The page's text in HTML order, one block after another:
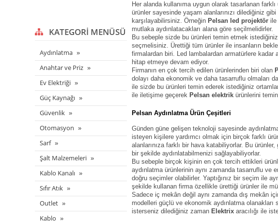
KATEGORI MENÜSÜ
Aydınlatma
Anahtar ve Priz
Ev Elektriği
Güç Kaynağı
Güvenlik
Otomasyon
Sarf
Şalt Malzemeleri
Kablo Kanalı
Sıfır Atık
Outlet
Kablo
Her alanda kullanıma uygun olarak tasarlanan
ürünler sayesinde yaşam alanlarınızı dilediğiniz
karşılayabilirsiniz. Örneğin Pelsan led projektör
mutlaka aydınlatacakları alana göre seçilmelidirler.
Bu sebeple sizde bu ürünleri temin etmek
seçmelisiniz. Ürettiği tüm ürünler ile insanların
firmalardan biri. Led lambalardan armatürlere kadar
hitap etmeye devam ediyor.
Firmanın en çok tercih edilen ürünlerinden biri olan
dolayı daha ekonomik ve daha tasarruflu olmaları
ile sizde bu ürünleri temin ederek istediğiniz
ile iletişime geçerek Pelsan elektrik ürünlerini
Pelsan Aydınlatma Ürün Çeşitleri
Günden güne gelişen teknoloji sayesinde
isteyen kişilere yardımcı olmak için birçok farklı
alanlarınıza farklı bir hava katabiliyorlar. Bu
bir şekilde aydınlatabilmenizi sağlayabiliyorlar.
Bu sebeple birçok kişinin en çok tercih ettikleri
aydınlatma ürünlerinin aynı zamanda tasarruflu
doğru seçimler olabilirler. Yaptığınız bir seçim ile
şekilde kullanan firma özellikle ürettiği ürünler ile
Sadece iç mekân değil aynı zamanda dış mekân
modelleri güçlü ve ekonomik aydınlatma olanakları
isterseniz dilediğiniz zaman Elektrix aracılığı ile